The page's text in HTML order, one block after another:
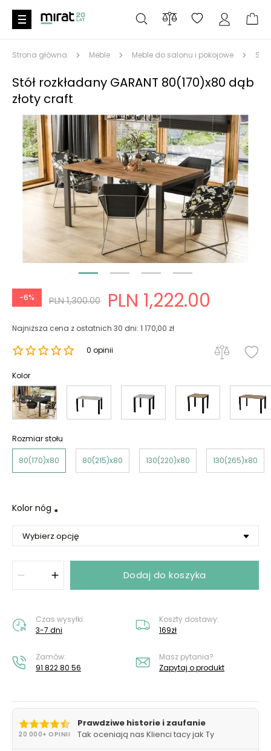
Strona główna Meble Meble do salonu i pokojowe
Stół rozkładany GARANT 80(170)x80 dąb
złoty craft
-6% PLN 1,300.00 PLN 1,222.00
Najniższa cena z ostatnich 30 dni: 1 170,00 zł
0 opinii
Kolor
Rozmiar stołu
80(170)x80 80(215)x80 130(220)x80 130(265)x80
Kolor nóg *
Dodaj do koszyka
Czas wysyłki:
3-7 dni
Koszty dostawy:
169zł
Zamów:
91 822 80 56
Masz pytania?
Zapytaj o produkt
20 000+ OPINII
Prawdziwe historie i zaufanie
Tak oceniają nas Klienci tacy jak Ty